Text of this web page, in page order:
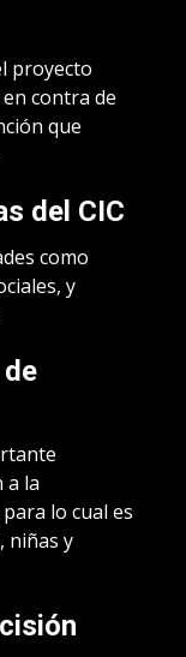
proyecto
contra de
que
del CIC
como
y
a la
lo cual es
niñas y